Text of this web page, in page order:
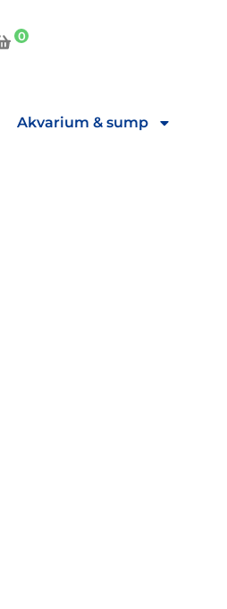
0
Akvarium & sump